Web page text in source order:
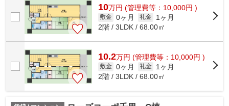
10万円 (管理費等：10,000円 )
敷金 0ヶ月 礼金
1ヶ月
2階 / 3LDK / 68.00㎡
10.2万円 (管理費等：10,000円 )
敷金 0ヶ月 礼金
1ヶ月
2階 / 3LDK / 68.00㎡